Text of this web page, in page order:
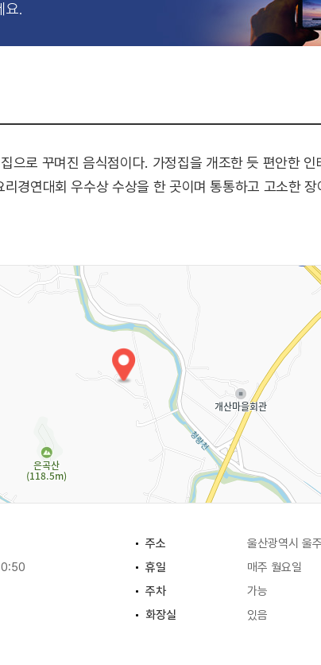
요.
으로 꾸며진 음식점이다. 가정집을 개조한 듯 편안한
경연대회 우수상 수상을 한 곳이며 통통하고 고소한
주소
울산광역시 울
휴일
매주 월요일
주차
가능
화장실 있음